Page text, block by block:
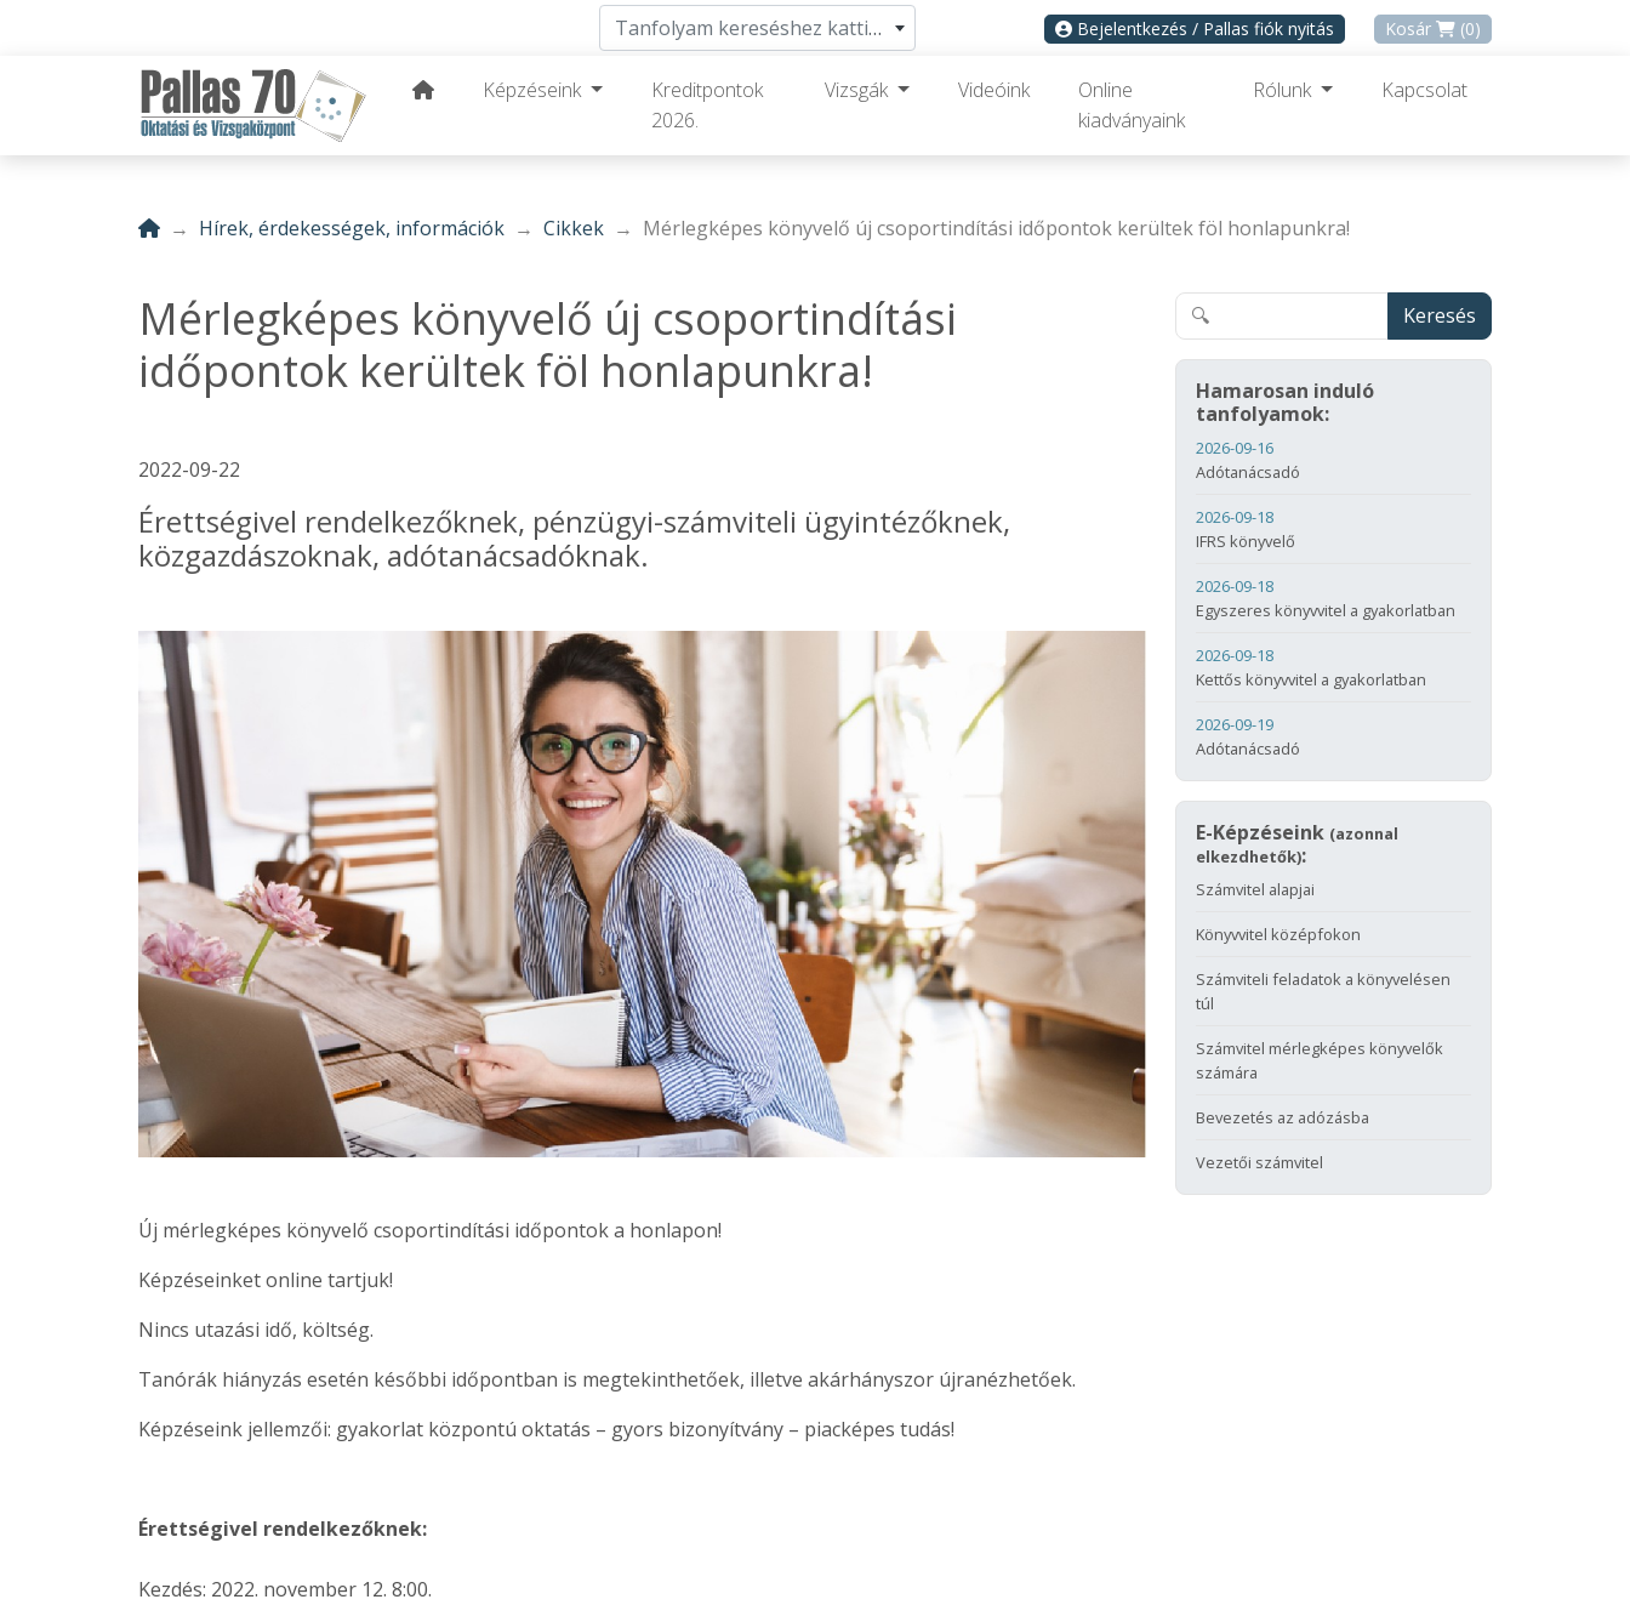
Tanfolyam kereséshez kattints ide Bejelentkezés / Pallas fiók nyitás Kosár (0)
Képzéseink
Kreditpontok
2026.
Vizsgák Videóink
Online
kiadványaink
Rólunk Kapcsolat
Hírek, érdekességek, információk Cikkek Mérlegképes könyvelő új csoportindítási időpontok kerültek föl honlapunkra!
Mérlegképes könyvelő új csoportindítási
időpontok kerültek föl honlapunkra!
2022-09-22
Érettségivel rendelkezőknek, pénzügyi-számviteli ügyintézőknek,
közgazdászoknak, adótanácsadóknak.
Új mérlegképes könyvelő csoportindítási időpontok a honlapon!
Képzéseinket online tartjuk!
Nincs utazási idő, költség.
Tanórák hiányzás esetén későbbi időpontban is megtekinthetőek, illetve akárhányszor újranézhetőek.
Képzéseink jellemzői: gyakorlat központú oktatás – gyors bizonyítvány – piacképes tudás!
Érettségivel rendelkezőknek:
Kezdés: 2022. november 12. 8:00.
Keresés
Hamarosan induló
tanfolyamok:
2026-09-16
Adótanácsadó
2026-09-18
IFRS könyvelő
2026-09-18
Egyszeres könyvvitel a gyakorlatban
2026-09-18
Kettős könyvvitel a gyakorlatban
2026-09-19
Adótanácsadó
E-Képzéseink (azonnal
elkezdhetők):
Számvitel alapjai
Könyvvitel középfokon
Számviteli feladatok a könyvelésen
túl
Számvitel mérlegképes könyvelők
számára
Bevezetés az adózásba
Vezetői számvitel